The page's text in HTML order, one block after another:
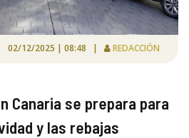
02/12/2025 | 08:48 | REDACCIÓN
Canaria se prepara para
y las rebajas